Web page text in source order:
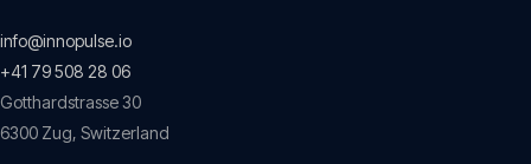
info@innopulse.io
+41 79 508 28 06
Gotthardstrasse 30
6300 Zug, Switzerland